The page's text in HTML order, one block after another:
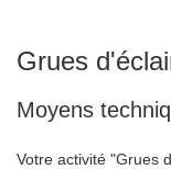
Grues
Moyens
Votre activité "Grues